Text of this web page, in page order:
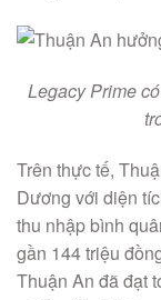
Legacy Prime
Trên thực tế,
Dương với diện
thu nhập bình
gần 144 triệu
Thuận An đã đạt